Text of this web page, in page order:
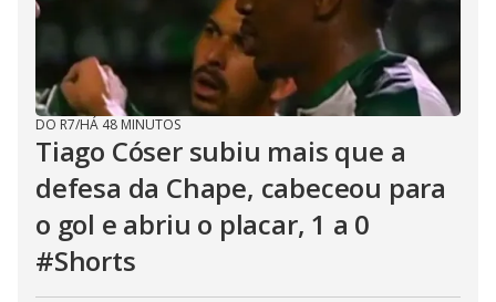
DO R7/HÁ 48 MINUTOS
Tiago Cóser subiu mais que a
defesa da Chape, cabeceou para
o gol e abriu o placar, 1 a 0
#Shorts